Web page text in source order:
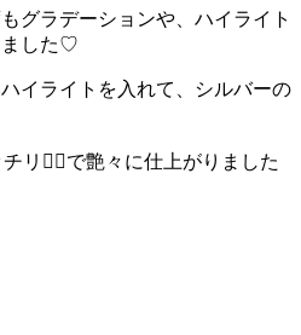
グラデーションや、ハイライト
ました♡
イライトを入れて、シルバーの
リ 🙆‍♀️で艶々に仕上がりました